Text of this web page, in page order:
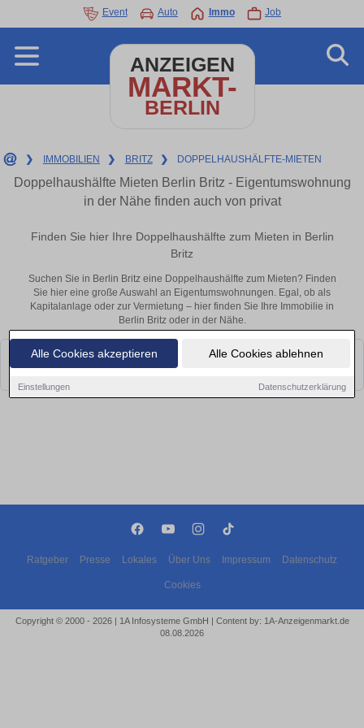
Alle Cookies akzeptieren Alle Cookies ablehnen
Einstellungen Datenschutzerklärung
Event Auto Immo Job
ANZEIGEN
MARKT-
BERLIN
❯ IMMOBILIEN ❯ BRITZ ❯ DOPPELHAUSHÄLFTE-MIETEN
Doppelhaushälfte Mieten Berlin Britz - Eigentumswohnung
in der Nähe finden auch von privat
Finden Sie hier Ihre Doppelhaushälfte zum Mieten in Berlin
Britz
Suchen Sie in Berlin Britz eine Doppelhaushälfte zum Mieten? Finden
Sie hier eine große Auswahl an Eigentumswohnungen. Egal, ob als
Kapitalanlage oder zur Vermietung – hier finden Sie Ihre Immobilie in
Berlin Britz oder in der Nähe.
Leider konnten wir derzeit keine passenden Objekte finden. Schauen Sie
bald wieder vorbei!
Ratgeber Presse Lokales Über Uns Impressum Datenschutz
Cookies
Copyright © 2000 - 2026 | 1A Infosysteme GmbH | Content by: 1A-Anzeigenmarkt.de
08.08.2026